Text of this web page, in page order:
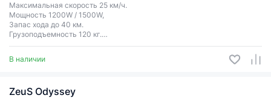
Максимальная скорость 25 км/ч.
Мощность 1200W / 1500W,
Запас хода до 40 км.
Грузоподъемность 120 кг.
Сигнализация с блокировкой колёс.
В наличии
ZeuS Odyssey